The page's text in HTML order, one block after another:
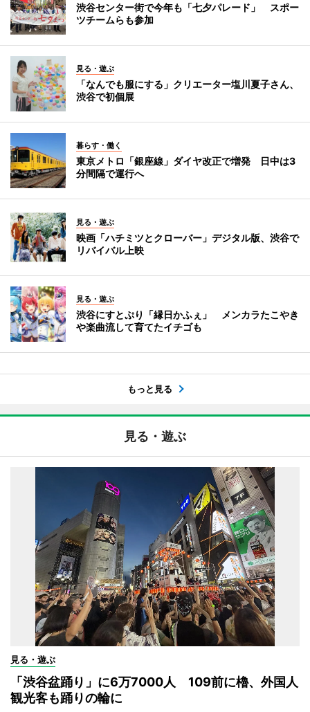
渋谷センター街で今年も「七夕パレード」 スポー
ツチームらも参加
見る・遊ぶ
「なんでも服にする」クリエーター塩川夏子さん、
渋谷で初個展
暮らす・働く
東京メトロ「銀座線」ダイヤ改正で増発 日中は3
分間隔で運行へ
見る・遊ぶ
映画「ハチミツとクローバー」デジタル版、渋谷で
リバイバル上映
見る・遊ぶ
渋谷にすとぷり「縁日かふぇ」 メンカラたこやき
や楽曲流して育てたイチゴも
もっと見る
見る・遊ぶ
見る・遊ぶ
「渋谷盆踊り」に6万7000人 109前に櫓、外国人
観光客も踊りの輪に